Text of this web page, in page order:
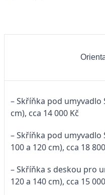
– Skříňka pod umyvadlo
cm), cca 14 000 Kč
– Skříňka pod umyvadlo
100 a 120 cm), cca 18
– Skříňka s deskou pro
120 a 140 cm), cca 15